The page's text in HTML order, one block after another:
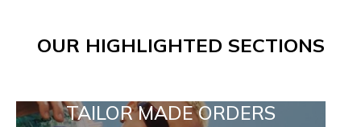
OUR HIGHLIGHTED SECTIONS
TAILOR MADE ORDERS